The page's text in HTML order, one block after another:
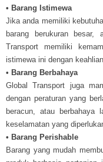
• Barang Istimewa
Jika anda memiliki
barang berukuran besar,
Transport memiliki
istimewa ini dengan
• Barang Berbahaya
Global Transport juga
dengan peraturan yang
beracun, atau berbahaya
keselamatan yang
• Barang Perishable
Barang yang mudah